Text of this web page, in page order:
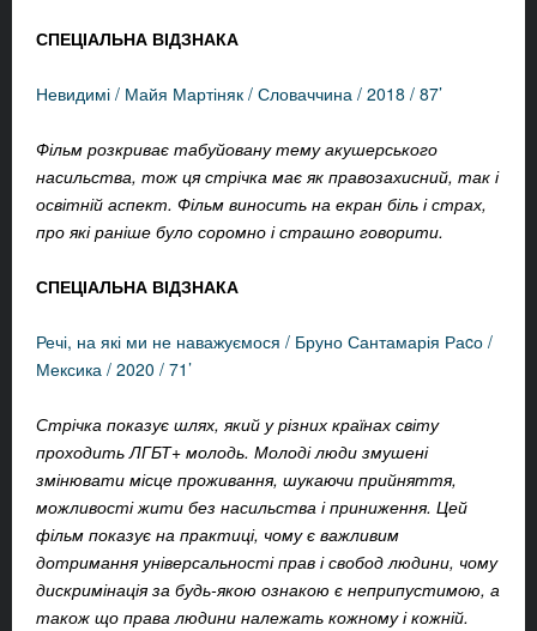
СПЕЦІАЛЬНА ВІДЗНАКА
Невидимі / Майя Мартіняк / Словаччина / 2018 / 87’
Фільм розкриває табуйовану тему акушерського
насильства, тож ця стрічка має як правозахисний, так і
освітній аспект. Фільм виносить на екран біль і страх,
про які раніше було соромно і страшно говорити.
СПЕЦІАЛЬНА ВІДЗНАКА
Речі, на які ми не наважуємося / Бруно Сантамарія Раcо /
Мексика / 2020 / 71’
Стрічка показує шлях, який у різних країнах світу
проходить ЛГБТ+ молодь. Молоді люди змушені
змінювати місце проживання, шукаючи прийняття,
можливості жити без насильства і приниження. Цей
фільм показує на практиці, чому є важливим
дотримання універсальності прав і свобод людини, чому
дискримінація за будь-якою ознакою є неприпустимою, а
також що права людини належать кожному і кожній.